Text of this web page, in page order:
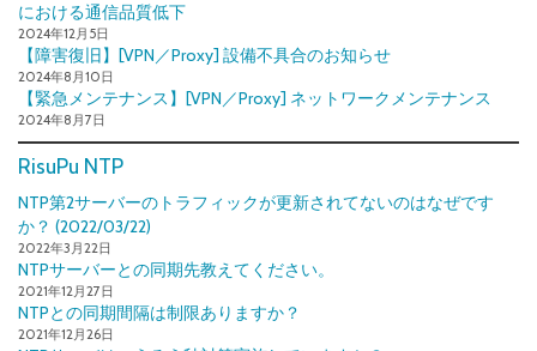
における通信品質低下
2024年12月5日
【障害復旧】[VPN／Proxy] 設備不具合のお知らせ
2024年8月10日
【緊急メンテナンス】[VPN／Proxy] ネットワークメンテナンス
2024年8月7日
RisuPu NTP
NTP第2サーバーのトラフィックが更新されてないのはなぜです
か？ (2022/03/22)
2022年3月22日
NTPサーバーとの同期先教えてください。
2021年12月27日
NTPとの同期間隔は制限ありますか？
2021年12月26日